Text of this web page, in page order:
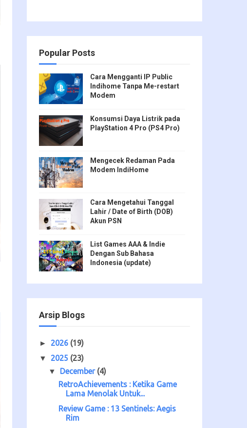
Popular Posts
Cara Mengganti IP Public
Indihome Tanpa Me-restart
Modem
Konsumsi Daya Listrik pada
PlayStation 4 Pro (PS4 Pro)
Mengecek Redaman Pada
Modem IndiHome
Cara Mengetahui Tanggal
Lahir / Date of Birth (DOB)
Akun PSN
List Games AAA & Indie
Dengan Sub Bahasa
Indonesia (update)
Arsip Blogs
► 2026 (19)
▼ 2025 (23)
▼ December (4)
RetroAchievements : Ketika Game
Lama Menolak Untuk...
Review Game : 13 Sentinels: Aegis
Rim